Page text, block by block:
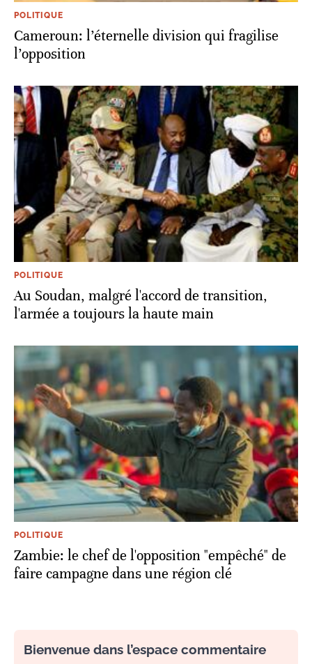
POLITIQUE
Cameroun: l’éternelle division qui fragilise
l’opposition
POLITIQUE
Au Soudan, malgré l'accord de transition,
l'armée a toujours la haute main
POLITIQUE
Zambie: le chef de l'opposition "empêché" de
faire campagne dans une région clé
Bienvenue dans l’espace commentaire